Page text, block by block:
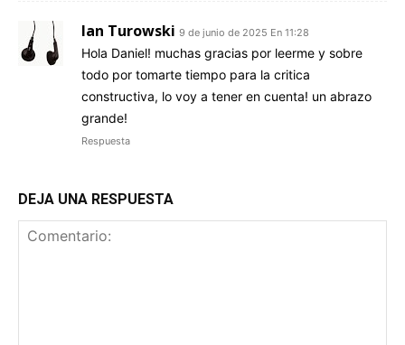
Ian Turowski 9 de junio de 2025 En 11:28
Hola Daniel! muchas gracias por leerme y sobre
todo por tomarte tiempo para la critica
constructiva, lo voy a tener en cuenta! un abrazo
grande!
Respuesta
DEJA UNA RESPUESTA